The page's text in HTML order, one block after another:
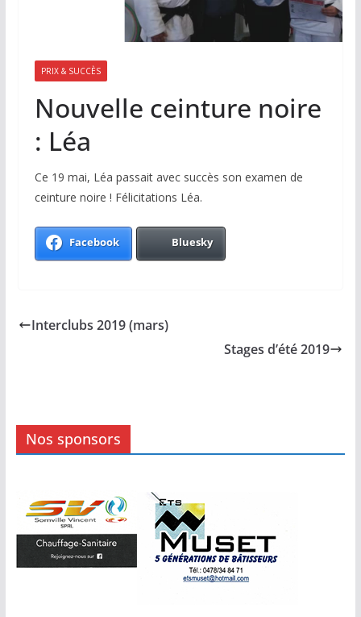
PRIX & SUCCÈS
Nouvelle ceinture noire
: Léa
Ce 19 mai, Léa passait avec succès son examen de
ceinture noire ! Félicitations Léa.
Facebook Bluesky
Interclubs 2019 (mars)
Stages d’été 2019
Nos sponsors